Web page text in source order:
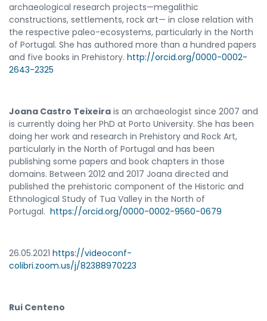
archaeological research projects—megalithic
constructions, settlements, rock art— in close relation with
the respective paleo-ecosystems, particularly in the North
of Portugal. She has authored more than a hundred papers
and five books in Prehistory. http://orcid.org/0000-0002-
2643-2325
Joana Castro Teixeira is an archaeologist since 2007 and
is currently doing her PhD at Porto University. She has been
doing her work and research in Prehistory and Rock Art,
particularly in the North of Portugal and has been
publishing some papers and book chapters in those
domains. Between 2012 and 2017 Joana directed and
published the prehistoric component of the Historic and
Ethnological Study of Tua Valley in the North of
Portugal. https://orcid.org/0000-0002-9560-0679
26.05.2021 https://videoconf-
colibri.zoom.us/j/82388970223
Rui Centeno